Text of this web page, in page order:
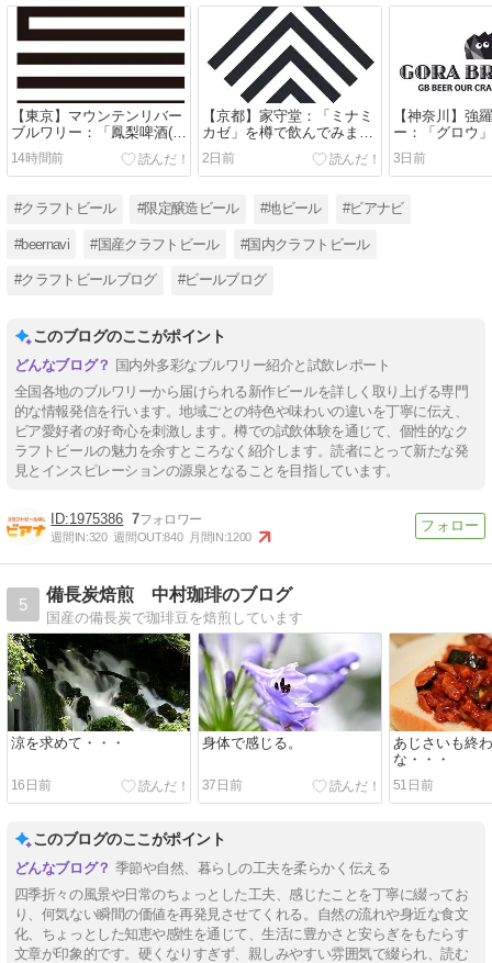
【東京】マウンテンリバー
ブルワリー：「鳳梨啤酒(オ
ンライピージョウ)」を樽で
飲んでみました～
14時間前
【京都】家守堂：「ミナミ
カゼ」を樽で飲んでみまし
た～
2日前
【神奈川】強
ー：「グロウ
でみました～
3日前
#クラフトビール #限定醸造ビール #地ビール #ビアナビ
#beernavi #国産クラフトビール #国内クラフトビール
#クラフトビールブログ #ビールブログ
このブログのここがポイント
国内外多彩なブルワリー紹介と試飲レポート
全国各地のブルワリーから届けられる新作ビールを詳しく取り上げる専門
的な情報発信を行います。地域ごとの特色や味わいの違いを丁寧に伝え、
ビア愛好者の好奇心を刺激します。樽での試飲体験を通じて、個性的なク
ラフトビールの魅力を余すところなく紹介します。読者にとって新たな発
見とインスピレーションの源泉となることを目指しています。
1975386 7
週間IN:320 週間OUT:840 月間IN:1200
5
備長炭焙煎 中村珈琲のブログ
国産の備長炭で珈琲豆を焙煎しています
涼を求めて・・・
16日前
身体で感じる。
37日前
あじさいも終
な・・・
51日前
このブログのここがポイント
季節や自然、暮らしの工夫を柔らかく伝える
四季折々の風景や日常のちょっとした工夫、感じたことを丁寧に綴ってお
り、何気ない瞬間の価値を再発見させてくれる。自然の流れや身近な食文
化、ちょっとした知恵や感性を通じて、生活に豊かさと安らぎをもたらす
文章が印象的です。硬くなりすぎず、親しみやすい雰囲気で綴られ、読む